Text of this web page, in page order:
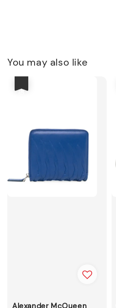
You may also like
Alexander McQueen